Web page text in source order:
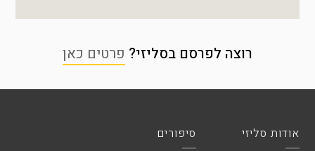
רוצה לפרסם בסליזי? פרטים כאן
אודות סליזי סיפורים